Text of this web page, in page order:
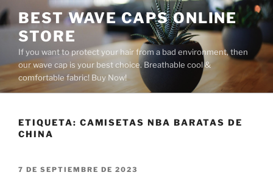
Saltar
al
contenido
BEST WAVE CAPS ONLINE
STORE
If you want to protect your hair from a bad environment, then
our wave cap is your best choice. Breathable cool &
comfortable fabric! Buy Now!
ETIQUETA: CAMISETAS NBA BARATAS DE
CHINA
PUBLICADO
7 DE SEPTIEMBRE DE 2023